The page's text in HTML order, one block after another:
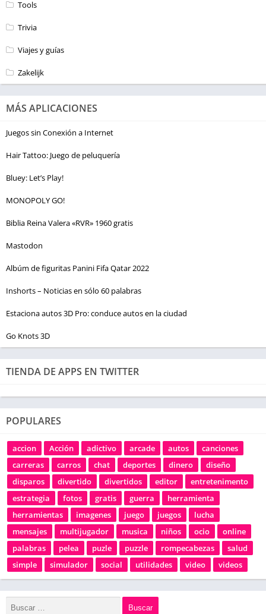
Tools
Trivia
Viajes y guías
Zakelijk
MÁS APLICACIONES
Juegos sin Conexión a Internet
Hair Tattoo: Juego de peluquería
Bluey: Let’s Play!
MONOPOLY GO!
Biblia Reina Valera «RVR» 1960 gratis
Mastodon
Albúm de figuritas Panini Fifa Qatar 2022
Inshorts – Noticias en sólo 60 palabras
Estaciona autos 3D Pro: conduce autos en la ciudad
Go Knots 3D
TIENDA DE APPS EN TWITTER
POPULARES
accion Acción adictivo arcade autos
canciones
carreras
carros chat deportes dinero
diseño
disparos
divertido divertidos editor
entretenimento
estrategia
fotos gratis guerra
herramienta
herramientas
imagenes juego juegos
lucha
mensajes
multijugador musica niños ocio
online
palabras
pelea puzle puzzle rompecabezas
salud
simple
simulador social utilidades video videos